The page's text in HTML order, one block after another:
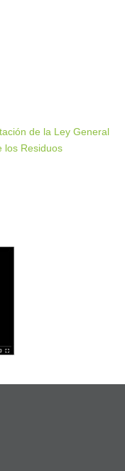
de la Ley General
los Residuos